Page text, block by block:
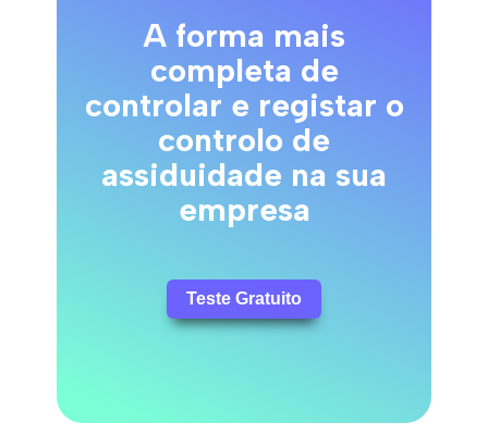
A forma mais
completa de
controlar e registar o
controlo de
assiduidade na sua
empresa
Teste Gratuito